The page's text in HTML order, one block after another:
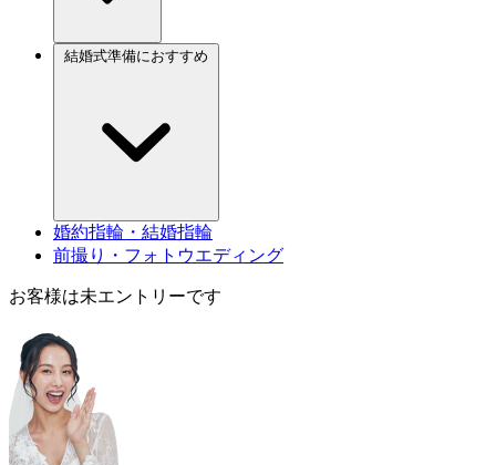
婚約指輪・結婚指輪
前撮り・フォトウエディング
お客様は未エントリーです